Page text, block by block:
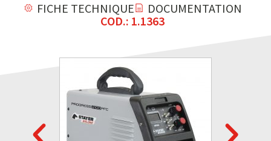
FICHE TECHNIQUE
DOCUMENTATION
COD.: 1.1363